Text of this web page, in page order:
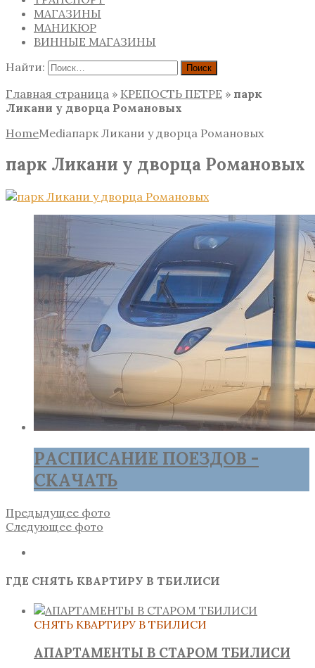
МАГАЗИНЫ
МАНИКЮР
ВИННЫЕ МАГАЗИНЫ
Найти:
Главная страница » КРЕПОСТЬ ПЕТРЕ » парк
Ликани у дворца Романовых
HomeMediaпарк Ликани у дворца Романовых
парк Ликани у дворца Романовых
РАСПИСАНИЕ ПОЕЗДОВ -
СКАЧАТЬ
Предыдущее фото
Следующее фото
ГДЕ СНЯТЬ КВАРТИРУ В ТБИЛИСИ
СНЯТЬ КВАРТИРУ В ТБИЛИСИ
АПАРТАМЕНТЫ В СТАРОМ ТБИЛИСИ